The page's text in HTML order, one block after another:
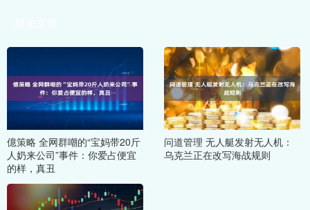
億策略 全网群嘲的“宝妈带20斤
人奶来公司”事件：你爱占便宜
的样，真丑
问道管理 无人艇发射无人机：
乌克兰正在改写海战规则